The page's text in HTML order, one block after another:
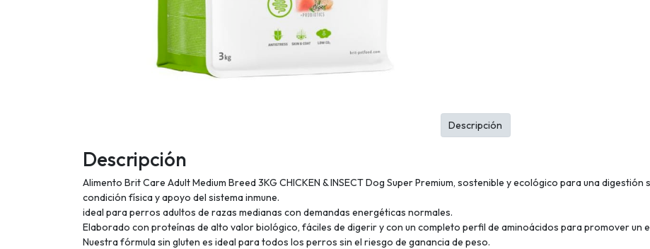
Descripción
Alimento Brit Care Adult Medium Breed 3KG CHICKEN & INSECT Dog Super Premium, sostenible y ecológico para una
condición física y apoyo del sistema inmune.
ideal para perros adultos de razas medianas con demandas energéticas normales.
Elaborado con proteínas de alto valor biológico, fáciles de digerir y con un completo perfil de aminoácidos para promover un
Nuestra fórmula sin gluten es ideal para todos los perros sin el riesgo de ganancia de peso.
Descripción